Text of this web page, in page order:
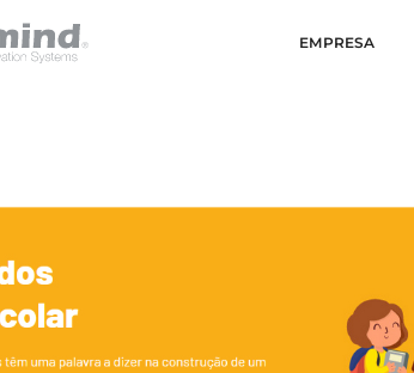
da página
EMPRESA